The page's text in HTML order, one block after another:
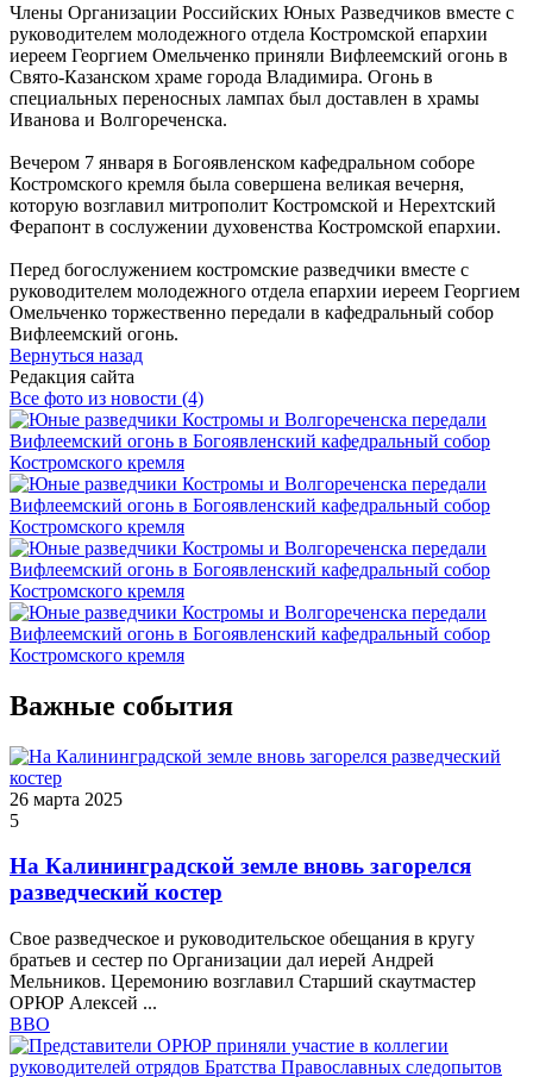
Члены Организации Российских Юных Разведчиков вместе с
руководителем молодежного отдела Костромской епархии
иереем Георгием Омельченко приняли Вифлеемский огонь в
Свято-Казанском храме города Владимира. Огонь в
специальных переносных лампах был доставлен в храмы
Иванова и Волгореченска.
Вечером 7 января в Богоявленском кафедральном соборе
Костромского кремля была совершена великая вечерня,
которую возглавил митрополит Костромской и Нерехтский
Ферапонт в сослужении духовенства Костромской епархии.
Перед богослужением костромские разведчики вместе с
руководителем молодежного отдела епархии иереем Георгием
Омельченко торжественно передали в кафедральный собор
Вифлеемский огонь.
Вернуться назад
Редакция сайта
Все фото из новости (4)
Важные события
26 марта 2025
5
На Калининградской земле вновь загорелся
разведческий костер
Свое разведческое и руководительское обещания в кругу
братьев и сестер по Организации дал иерей Андрей
Мельников. Церемонию возглавил Старший скаутмастер
ОРЮР Алексей ...
ВВО